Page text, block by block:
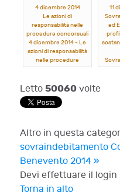
4 dicembre 2014
Le azioni di
responsabilità nelle
procedure concorsuali
4 dicembre 2014 - Le
azioni di responsabilità
nelle procedure
Luciano Panzani,
Gianvito Giannelli,
Francesco Fimmanò,
11
ed
Letto 50060 volte
Altro in questa
sovraindebitamento
Benevento 2014 »
Devi effettuare il
Torna in alto